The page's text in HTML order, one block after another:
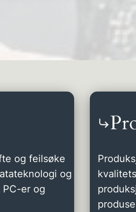
og feilsøke
og
er og